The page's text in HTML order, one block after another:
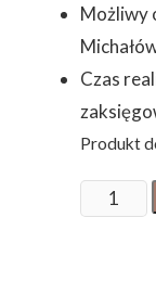
Możliwy
Czas
Produkt
ilość